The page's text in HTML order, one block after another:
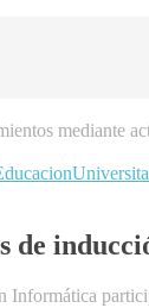
mediante
de